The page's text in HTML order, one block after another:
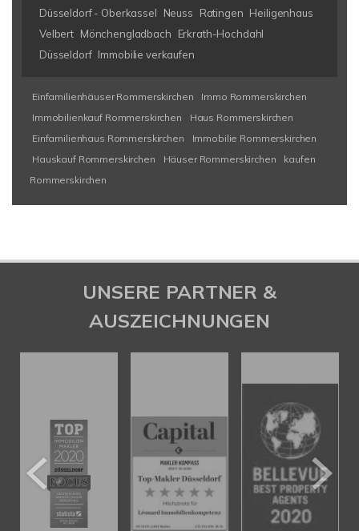
Düsseldorf - Oberkassel
Neuss Ratingen Heiligenhaus
Velbert Mönchengladbach
Erkrath-Hochdahl
Düsseldorf Immobilie verkaufen
Einfamilienhäuser Rommerskirchen
Immo Rommerskirchen
Immobilienkauf Rommerskirchen
Haus Rommerskirchen
Einfamilienhaus Rommerskirchen
Immobilie Rommerskirchen
Hauskauf Rommerskirchen
Häuser Rommerskirchen
kaufen
Rommerskirchen
UNSERE PARTNER &
AUSZEICHNUNGEN